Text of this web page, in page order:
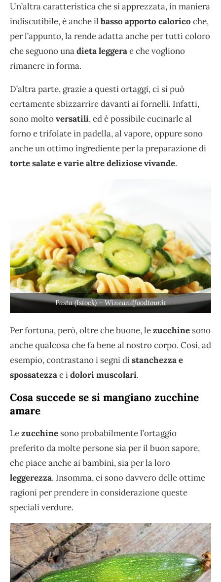
Un’altra caratteristica che si apprezzata, in maniera
indiscutibile, è anche il basso apporto calorico che,
per l’appunto, la rende adatta anche per tutti coloro
che seguono unadieta leggerae che vogliono
rimanere in forma.
D’altra parte, grazie a questi ortaggi, ci si può
certamente sbizzarrire davanti ai fornelli. Infatti,
sono moltoversatili, ed è possibile cucinarle al
forno e trifolate in padella, al vapore, oppure sono
anche un ottimo ingrediente per la preparazione di
torte salate e varie altre deliziose vivande.
Pasta (Istock) – Wineandfoodtour.it
Per fortuna, però, oltre che buone, lezucchine sono
anche qualcosa che fa bene al nostro corpo. Così, ad
esempio, contrastano i segni distanchezza e
spossatezzae idolori muscolari.
Cosa succede se si mangiano zucchine
amare
Lezucchine sono probabilmente l’ortaggio
preferito da molte persone sia per il buon sapore,
che piace anche ai bambini, sia per la loro
leggerezza. Insomma, ci sono davvero delle ottime
ragioni per prendere in considerazione queste
speciali verdure.